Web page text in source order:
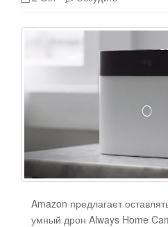
Amazon предлагает
умный дрон Always Home